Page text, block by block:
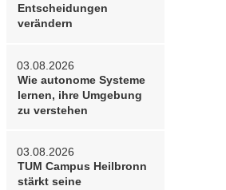
Entscheidungen
verändern
03.08.2026
Wie autonome Systeme
lernen, ihre Umgebung
zu verstehen
03.08.2026
TUM Campus Heilbronn
stärkt seine